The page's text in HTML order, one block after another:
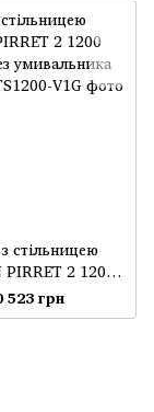
стільницею
PIRRET 2 1200
умивальника
523 грн